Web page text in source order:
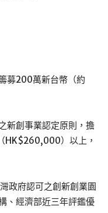
募200萬新台幣（約
新創事業認定原則，擔
HK$260,000）以上，
政府認可之創新創業園
、經濟部近三年評鑑優